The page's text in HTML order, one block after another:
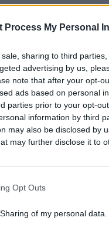
Process My Personal
sharing to third
advertising by us,
note that after your opt-
ads based on personal
parties prior to your opt-
information by third
may also be disclosed by
may further disclose it to
Opt Outs
of my personal data.
City per 68 milioni di
tornando ad un
a segnando alla
, segna addirittura una
rispetto per un giocatore
sulla fascia mancina,
anche come
City, se ce ne